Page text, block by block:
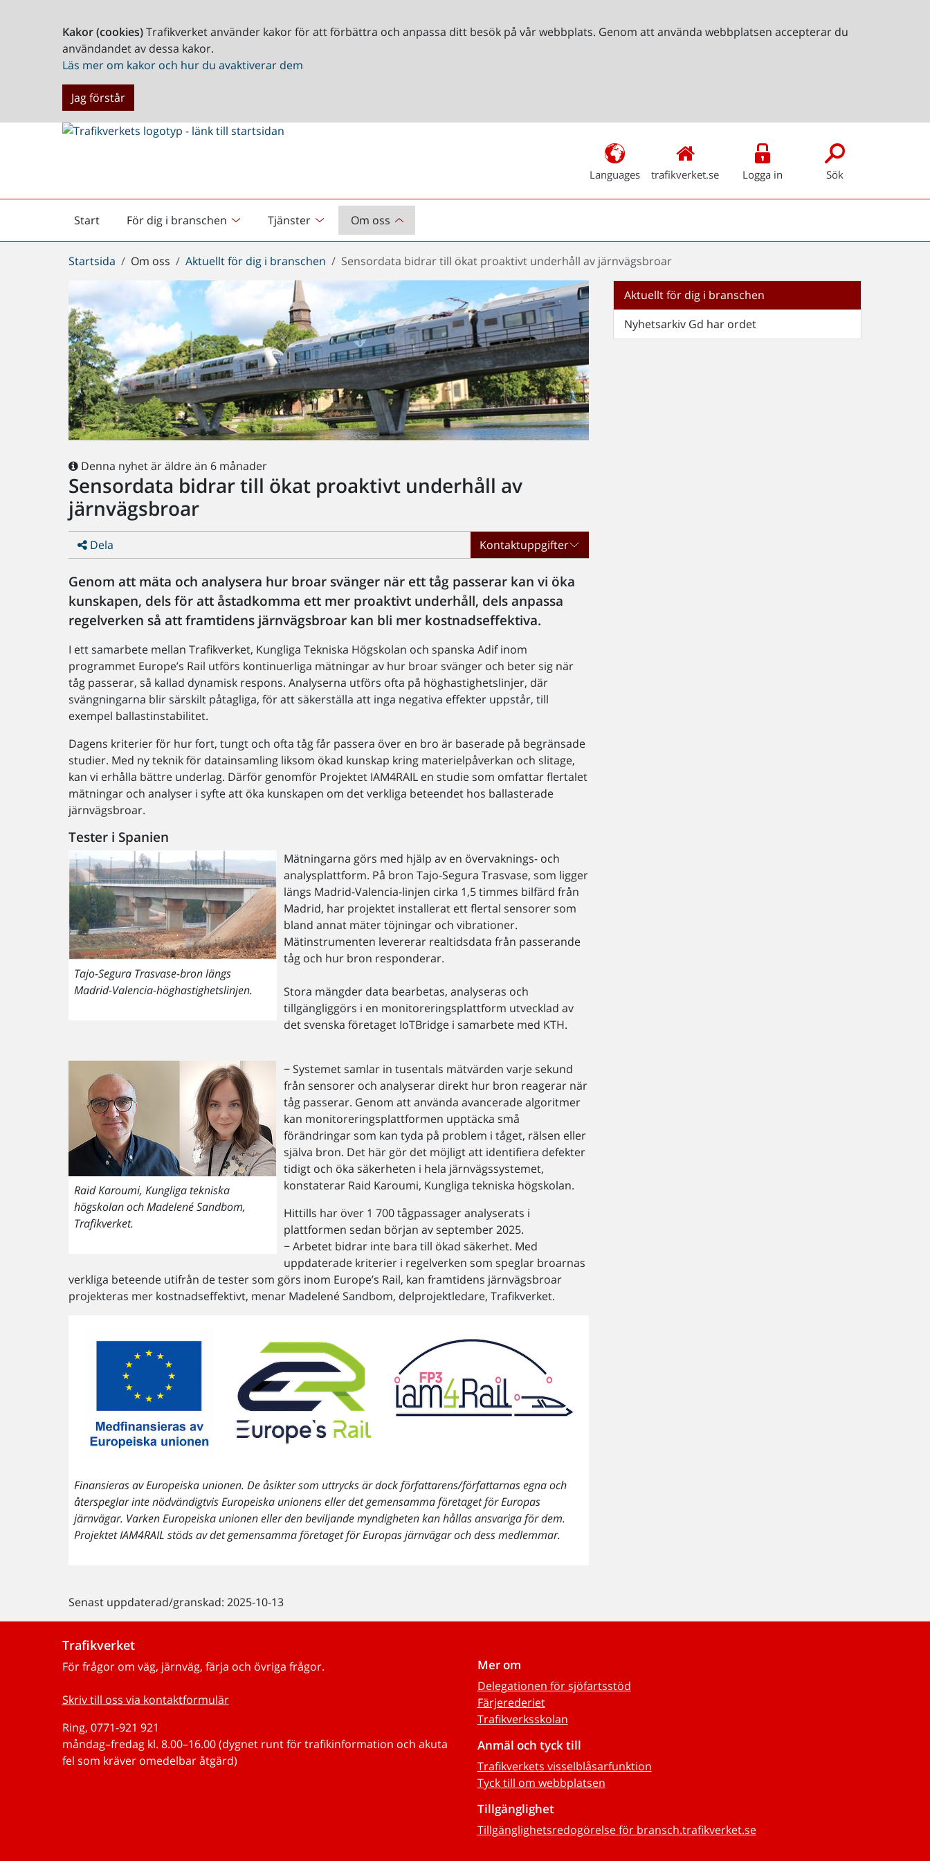
Kakor (cookies)Trafikverket använder kakor för att förbättra och anpassa ditt besök på vår webbplats. Genom att använda webbplatsen accepterar du
användandet av dessa kakor.
Läs mer om kakor och hur du avaktiverar dem
Jag förstår
Languages trafikverket.se Logga in Sök
Start
Startsida För dig i branschen Tjänster Om oss
Du
här:
Startsida Om oss Aktuellt för dig i branschen Sensordata bidrar till ökat proaktivt underhåll av järnvägsbroar
Denna nyhet är äldre än 6 månader
Sensordata bidrar till ökat proaktivt underhåll av
järnvägsbroar
Dela Kontaktuppgifter
Genom att mäta och analysera hur broar svänger när ett tåg passerar kan vi öka
kunskapen, dels för att åstadkomma ett mer proaktivt underhåll, dels anpassa
regelverken så att framtidens järnvägsbroar kan bli mer kostnadseffektiva.
I ett samarbete mellan Trafikverket, Kungliga Tekniska Högskolan och spanska Adif inom
programmet Europe’s Rail utförs kontinuerliga mätningar av hur broar svänger och beter sig när
tåg passerar, så kallad dynamisk respons. Analyserna utförs ofta på höghastighetslinjer, där
svängningarna blir särskilt påtagliga, för att säkerställa att inga negativa effekter uppstår, till
exempel ballastinstabilitet.
Dagens kriterier för hur fort, tungt och ofta tåg får passera över en bro är baserade på begränsade
studier. Med ny teknik för datainsamling liksom ökad kunskap kring materielpåverkan och slitage,
kan vi erhålla bättre underlag. Därför genomför Projektet IAM4RAIL en studie som omfattar flertalet
mätningar och analyser i syfte att öka kunskapen om det verkliga beteendet hos ballasterade
järnvägsbroar.
Tester i Spanien
Tajo-Segura Trasvase-bron längs
Madrid-Valencia-höghastighetslinjen.
Mätningarna görs med hjälp av en övervaknings- och
analysplattform. På bron Tajo-Segura Trasvase, som ligger
längs Madrid-Valencia-linjen cirka 1,5 timmes bilfärd från
Madrid, har projektet installerat ett flertal sensorer som
bland annat mäter töjningar och vibrationer.
Mätinstrumenten levererar realtidsdata från passerande
tåg och hur bron responderar.
Stora mängder data bearbetas, analyseras och
tillgängliggörs i en monitoreringsplattform utvecklad av
det svenska företaget IoTBridge i samarbete med KTH.
Raid Karoumi, Kungliga tekniska
högskolan och Madelené Sandbom,
Trafikverket.
− Systemet samlar in tusentals mätvärden varje sekund
från sensorer och analyserar direkt hur bron reagerar när
tåg passerar. Genom att använda avancerade algoritmer
kan monitoreringsplattformen upptäcka små
förändringar som kan tyda på problem i tåget, rälsen eller
själva bron. Det här gör det möjligt att identifiera defekter
tidigt och öka säkerheten i hela järnvägssystemet,
konstaterar Raid Karoumi, Kungliga tekniska högskolan.
Hittills har över 1 700 tågpassager analyserats i
plattformen sedan början av september 2025.
− Arbetet bidrar inte bara till ökad säkerhet. Med
uppdaterade kriterier i regelverken som speglar broarnas
verkliga beteende utifrån de tester som görs inom Europe’s Rail, kan framtidens järnvägsbroar
projekteras mer kostnadseffektivt, menar Madelené Sandbom, delprojektledare, Trafikverket.
Finansieras av Europeiska unionen. De åsikter som uttrycks är dock författarens/författarnas egna och
återspeglar inte nödvändigtvis Europeiska unionens eller det gemensamma företaget för Europas
järnvägar. Varken Europeiska unionen eller den beviljande myndigheten kan hållas ansvariga för dem.
Projektet IAM4RAIL stöds av det gemensamma företaget för Europas järnvägar och dess medlemmar.
Senast uppdaterad/granskad: 2025-10-13
Aktuellt för dig i branschen
Nyhetsarkiv Gd har ordet
Trafikverket
För frågor om väg, järnväg, färja och övriga frågor.
Skriv till oss via kontaktformulär
Ring, 0771-921 921
måndag–fredag kl. 8.00–16.00 (dygnet runt för trafikinformation och akuta
fel som kräver omedelbar åtgärd)
Mer om
Delegationen för sjöfartsstöd
Färjerederiet
Trafikverksskolan
Anmäl och tyck till
Trafikverkets visselblåsarfunktion
Tyck till om webbplatsen
Tillgänglighet
Tillgänglighetsredogörelse för bransch.trafikverket.se